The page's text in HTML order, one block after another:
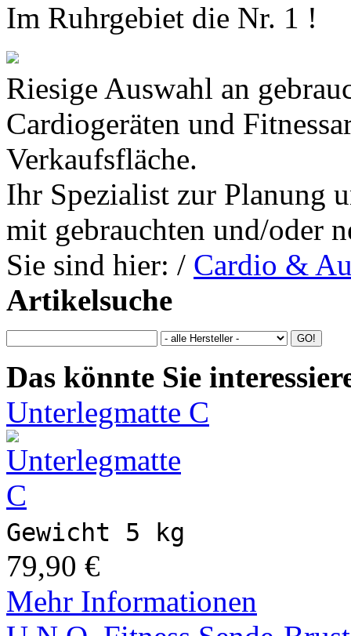
Im Ruhrgebiet die Nr. 1 !
Riesige Auswahl an
Cardiogeräten und
Verkaufsfläche.
Ihr Spezialist zur Planung
mit gebrauchten und/oder
Sie sind hier: / Cardio &
Artikelsuche
Das könnte Sie
Unterlegmatte C
Gewicht 5 kg
79,90 €
Mehr Informationen